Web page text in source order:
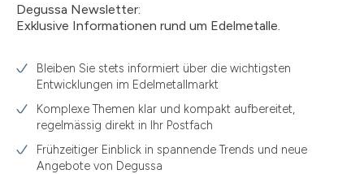
3.05
3.11
3.12
3.44
3.58
Degussa Newsletter:
Exklusive Informationen rund um Edelmetalle.
Bleiben Sie stets informiert über die wichtigsten
Entwicklungen im Edelmetallmarkt
Komplexe Themen klar und kompakt aufbereitet,
regelmässig direkt in Ihr Postfach
Frühzeitiger Einblick in spannende Trends und neue
Angebote von Degussa